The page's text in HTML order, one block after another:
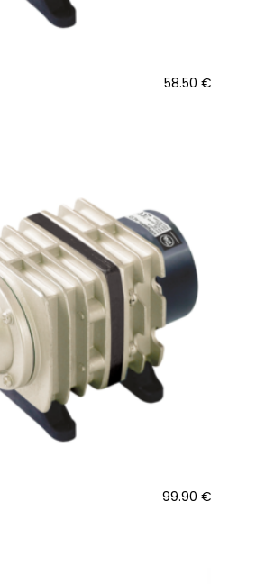
58.50 €
99.90 €